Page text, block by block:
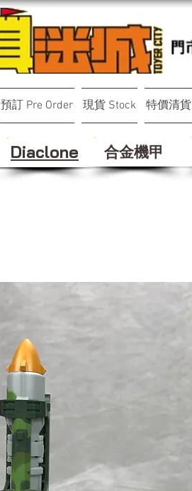
預訂 Pre Order 現貨 Stock 特價清貨
Diaclone 合金機甲